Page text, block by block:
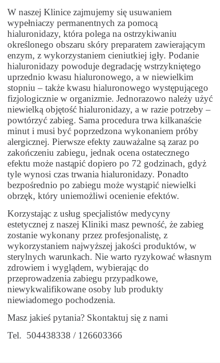
W naszej Klinice zajmujemy się usuwaniem
wypełniaczy permanentnych za pomocą
hialuronidazy, która polega na ostrzykiwaniu
określonego obszaru skóry preparatem zawierającym
enzym, z wykorzystaniem cieniutkiej igły. Podanie
hialuronidazy powoduje degradację wstrzykniętego
uprzednio kwasu hialuronowego, a w niewielkim
stopniu – także kwasu hialuronowego występującego
fizjologicznie w organizmie. Jednorazowo należy użyć
niewielką objętość hialuronidazy, a w razie potrzeby –
powtórzyć zabieg. Sama procedura trwa kilkanaście
minut i musi być poprzedzona wykonaniem próby
alergicznej. Pierwsze efekty zauważalne są zaraz po
zakończeniu zabiegu, jednak ocena ostatecznego
efektu może nastąpić dopiero po 72 godzinach, gdyż
tyle wynosi czas trwania hialuronidazy. Ponadto
bezpośrednio po zabiegu może wystąpić niewielki
obrzęk, który uniemożliwi ocenienie efektów.
Korzystając z usług specjalistów medycyny
estetycznej z naszej Kliniki masz pewność, że zabieg
zostanie wykonany przez profesjonalistę, z
wykorzystaniem najwyższej jakości produktów, w
sterylnych warunkach. Nie warto ryzykować własnym
zdrowiem i wyglądem, wybierając do
przeprowadzenia zabiegu przypadkowe,
niewykwalifikowane osoby lub produkty
niewiadomego pochodzenia.
Masz jakieś pytania? Skontaktuj się z nami
Tel. 504438338 / 126603366